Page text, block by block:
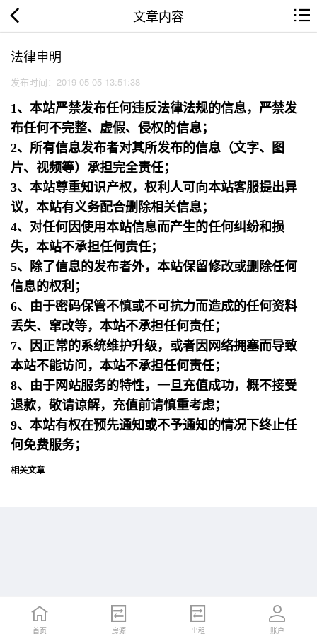
文章内容
法律申明
发布时间：2019-05-05 13:51:38
1、本站严禁发布任何违反法律法规的信息，严禁发
布任何不完整、虚假、侵权的信息；
2、所有信息发布者对其所发布的信息（文字、图
片、视频等）承担完全责任；
3、本站尊重知识产权，权利人可向本站客服提出异
议，本站有义务配合删除相关信息；
4、对任何因使用本站信息而产生的任何纠纷和损
失，本站不承担任何责任；
5、除了信息的发布者外，本站保留修改或删除任何
信息的权利；
6、由于密码保管不慎或不可抗力而造成的任何资料
丢失、窜改等，本站不承担任何责任；
7、因正常的系统维护升级，或者因网络拥塞而导致
本站不能访问，本站不承担任何责任；
8、由于网站服务的特性，一旦充值成功，概不接受
退款，敬请谅解，充值前请慎重考虑；
9、本站有权在预先通知或不予通知的情况下终止任
何免费服务；
相关文章
首页 招聘 简历 账户
首页 房源 出租 账户